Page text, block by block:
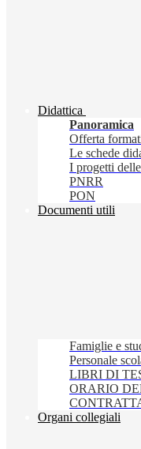
Didattica
Panoramica
Offerta
Le schede
I progetti
PNRR
PON
Documenti utili
Famiglie e
Personale
LIBRI DI
ORARIO
Organi collegiali